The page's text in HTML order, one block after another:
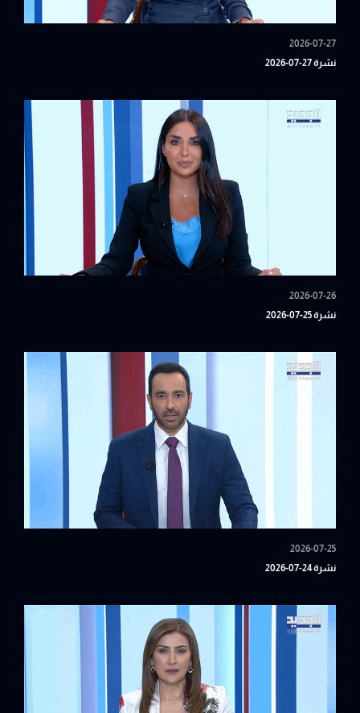
2026-07-27
نشرة 27-07-2026
2026-07-26
نشرة 25-07-2026
2026-07-25
نشرة 24-07-2026